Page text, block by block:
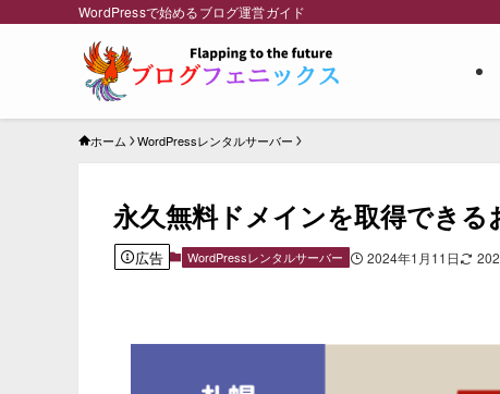
WordPressで始めるブログ運営ガイド
ホーム WordPressレンタルサーバー
永久無料ドメインを取得でき
広告 WordPressレンタルサーバー 2024年1月11日